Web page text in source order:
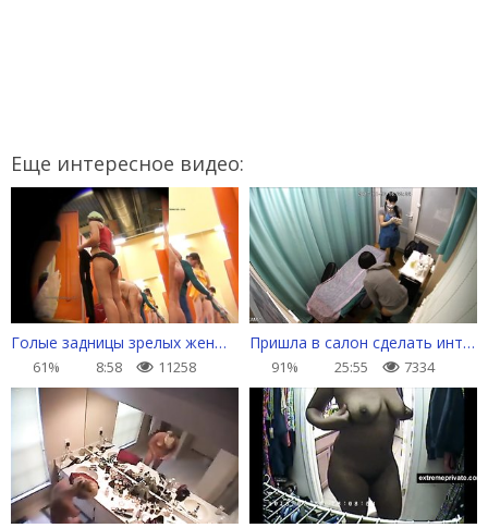
Еще интересное видео:
Голые задницы зрелых женщин в раздевалке
61% 8:58 11258
Пришла в салон сделать интимную депиляцию
91% 25:55 7334